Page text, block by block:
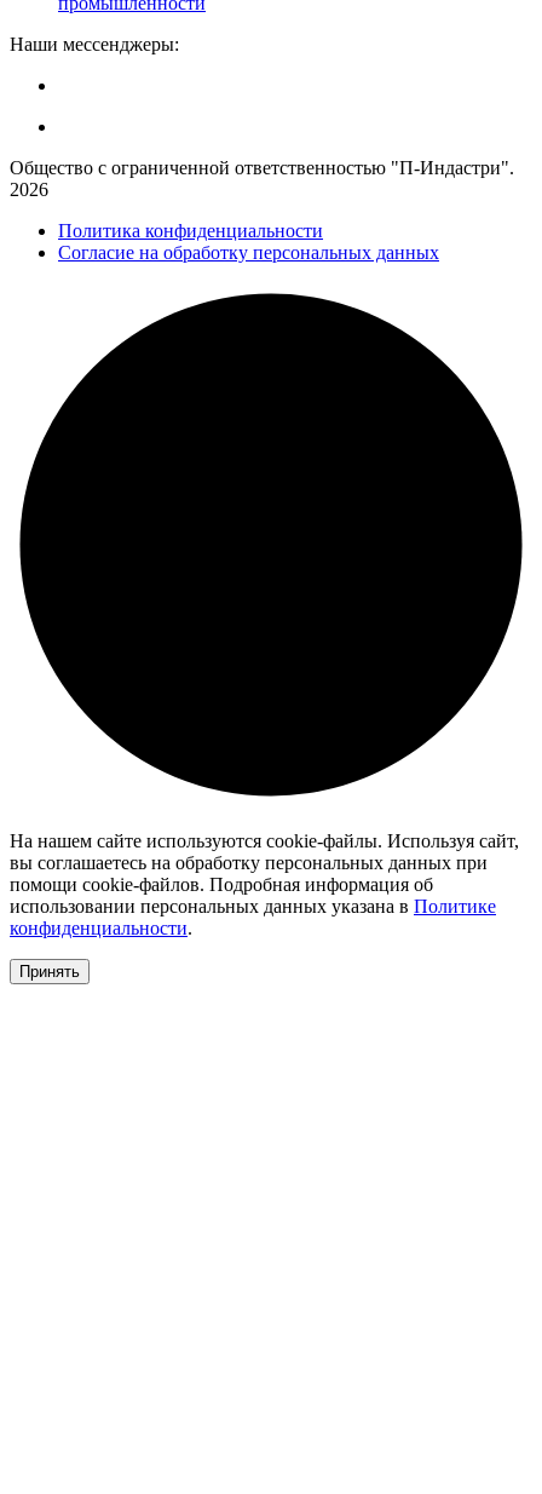
Наши мессенджеры:
Общество с ограниченной ответственностью "П-Индастри".
2026
Политика конфиденциальности
Согласие на обработку персональных данных
На нашем сайте используются cookie-файлы. Используя сайт,
вы соглашаетесь на обработку персональных данных при
помощи cookie-файлов. Подробная информация об
использовании персональных данных указана в Политике
конфиденциальности.
Принять